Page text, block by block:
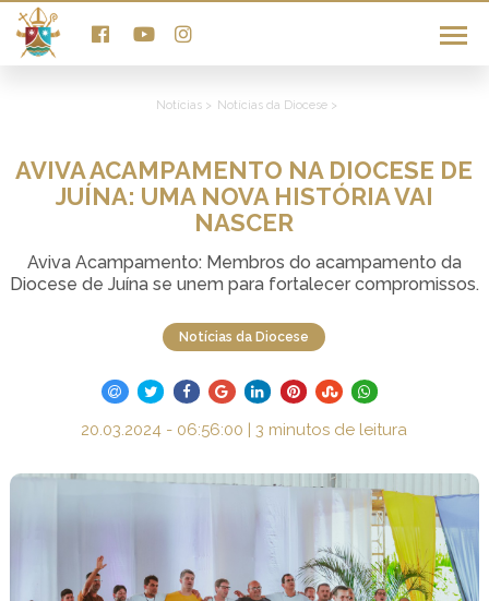
Notícias > Notícias da Diocese >
AVIVA ACAMPAMENTO NA DIOCESE DE
JUÍNA: UMA NOVA HISTÓRIA VAI
NASCER
Aviva Acampamento: Membros do acampamento da
Diocese de Juína se unem para fortalecer compromissos.
Notícias da Diocese
20.03.2024 - 06:56:00 | 3 minutos de leitura